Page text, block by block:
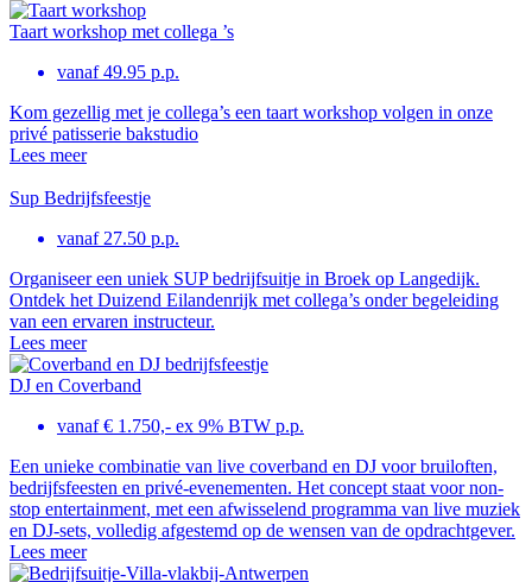
Taart workshop met collega ’s
vanaf 49.95 p.p.
Kom gezellig met je collega’s een taart workshop volgen in onze
privé patisserie bakstudio
Lees meer
Sup Bedrijfsfeestje
vanaf 27.50 p.p.
Organiseer een uniek SUP bedrijfsuitje in Broek op Langedijk.
Ontdek het Duizend Eilandenrijk met collega’s onder begeleiding
van een ervaren instructeur.
Lees meer
DJ en Coverband
vanaf € 1.750,- ex 9% BTW p.p.
Een unieke combinatie van live coverband en DJ voor bruiloften,
bedrijfsfeesten en privé-evenementen. Het concept staat voor non-
stop entertainment, met een afwisselend programma van live muziek
en DJ-sets, volledig afgestemd op de wensen van de opdrachtgever.
Lees meer